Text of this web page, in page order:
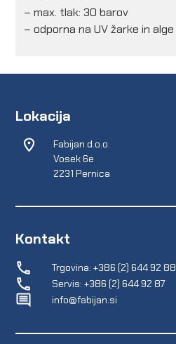
– max. tlak: 30 barov
– odporna na UV žarke in alge
Lokacija
Fabijan d.o.o.
Vosek 6e
2231 Pernica
Kontakt
Trgovina: +386 (2) 644 92 88
Servis: +386 (2) 644 92 87
info@fabijan.si